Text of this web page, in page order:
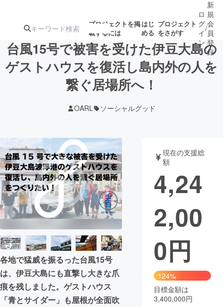
プロジェクトを掲
載するには
はじ
める
プロジェクト
をさがす
注目のリ 注目の新着プロ
ジェクト
募集終了が近いプ
テクノロジー・ガジェット
映像・映画 書籍・雑誌
ビジネス・起業 チャレンジ
まちづくり・地域活性化
CAMPFIRE for Social Good
CAMPFIRE Creation
CAMPFIREふるさと納税
コミュニティ
ロ
グ
イ
ン
/
新
規
会
員
登
録
台風15号で被害を受けた伊豆大島の
ゲストハウスを復活し島内外の人を
繋ぐ居場所へ！
OARL ソーシャルグッド
各地で猛威を振るった台風15号
は、伊豆大島にも直撃し大きな爪
痕を残しました。ゲストハウス
「青とサイダー」も屋根が全面吹
現在の支援総
額
4,24
2,00
0円
124%
目標金額は
3,400,000円